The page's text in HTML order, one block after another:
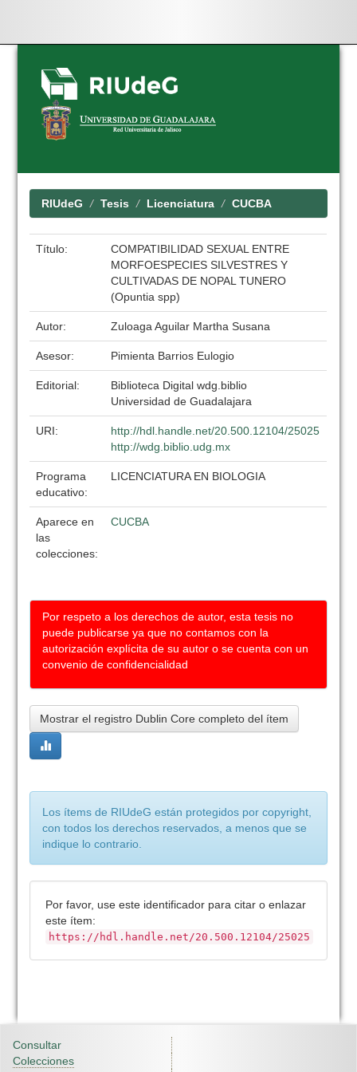
Skip
navigation
RIUdeG Tesis Licenciatura CUCBA
Título:
COMPATIBILIDAD SEXUAL ENTRE
MORFOESPECIES SILVESTRES Y
CULTIVADAS DE NOPAL TUNERO
(Opuntia spp)
Autor: Zuloaga Aguilar Martha Susana
Asesor: Pimienta Barrios Eulogio
Editorial:
Biblioteca Digital wdg.biblio
Universidad de Guadalajara
URI:
http://hdl.handle.net/20.500.12104/25025
http://wdg.biblio.udg.mx
Programa
educativo:
LICENCIATURA EN BIOLOGIA
Aparece en
las
colecciones:
CUCBA
Por respeto a los derechos de autor, esta tesis no
puede publicarse ya que no contamos con la
autorización explícita de su autor o se cuenta con un
convenio de confidencialidad
Mostrar el registro Dublin Core completo del ítem
Los ítems de RIUdeG están protegidos por copyright,
con todos los derechos reservados, a menos que se
indique lo contrario.
Por favor, use este identificador para citar o enlazar
este ítem:
https://hdl.handle.net/20.500.12104/25025
Consultar
Colecciones